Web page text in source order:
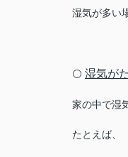
湿気が多い
⚪️ 湿気が
家の中で湿
たとえば、